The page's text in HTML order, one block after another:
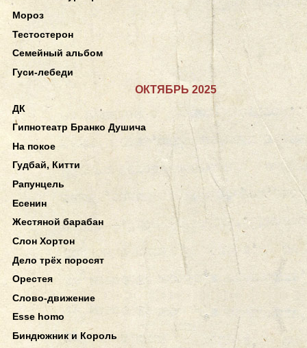
Мороз
Тестостерон
Семейный альбом
Гуси-лебеди
ОКТЯБРЬ 2025
ДК
Гипнотеатр Бранко Душича
На покое
Гудбай, Китти
Рапунцель
Есенин
Жестяной барабан
Слон Хортон
Дело трёх поросят
Орестея
Слово-движение
Esse homo
Биндюжник и Король